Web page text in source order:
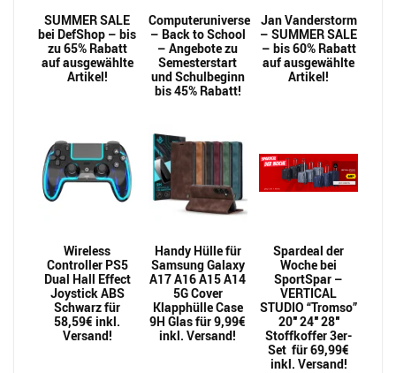
SUMMER SALE
bei DefShop – bis
zu 65% Rabatt
auf ausgewählte
Artikel!
Computeruniverse
– Back to School
– Angebote zu
Semesterstart
und Schulbeginn
bis 45% Rabatt!
Jan Vanderstorm
– SUMMER SALE
– bis 60% Rabatt
auf ausgewählte
Artikel!
Wireless
Controller PS5
Dual Hall Effect
Joystick ABS
Schwarz für
58,59€ inkl.
Versand!
Handy Hülle für
Samsung Galaxy
A17 A16 A15 A14
5G Cover
Klapphülle Case
9H Glas für 9,99€
inkl. Versand!
Spardeal der
Woche bei
SportSpar –
VERTICAL
STUDIO “Tromso”
20″ 24″ 28″
Stoffkoffer 3er-
Set für 69,99€
inkl. Versand!